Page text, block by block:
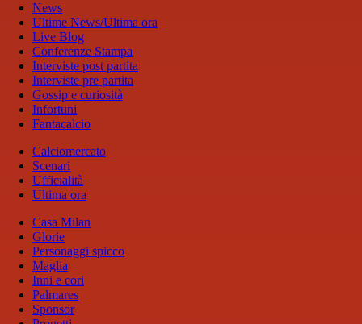
News
Ultime News/Ultima ora
Live Blog
Conferenze Stampa
Interviste post partita
Interviste pre partita
Gossip e curiosità
Infortuni
Fantacalcio
Calciomercato
Scenari
Ufficialità
Ultima ora
Casa Milan
Glorie
Personaggi spicco
Maglia
Inni e cori
Palmares
Sponsor